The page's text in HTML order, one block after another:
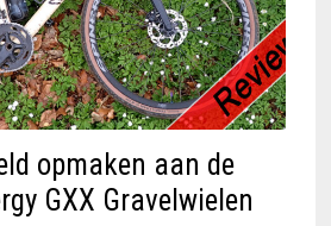
opmaken aan de
GXX Gravelwielen